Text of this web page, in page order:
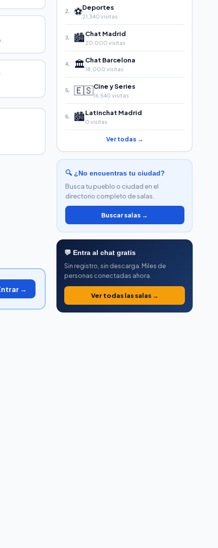
→
2. ⚽Deportes
21,340 visitas
3. 🏙️Chat Madrid
20,000 visitas
4. 🏛️Chat Barcelona
18,000 visitas
5. 🇪🇸Cine y Series
16,540 visitas
6. 🏙️Latinchat Madrid
0 visitas
Ver todas →
🔍 ¿No encuentras tu ciudad?
Busca tu pueblo o ciudad en el
directorio completo de salas.
Buscar salas →
💬 Entra al chat gratis
Sin registro, sin descarga. Miles de
personas conectadas ahora.
Ver todas las salas →